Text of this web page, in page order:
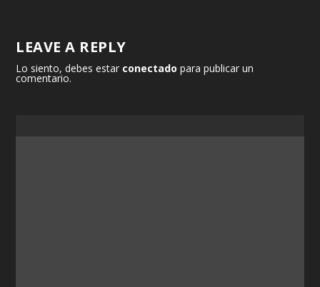
LEAVE A REPLY
Lo siento, debes estar conectado para publicar un
comentario.